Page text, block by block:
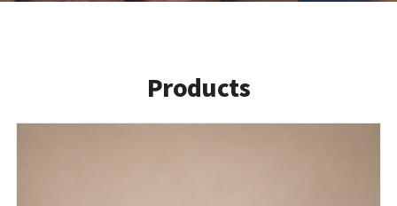
Products